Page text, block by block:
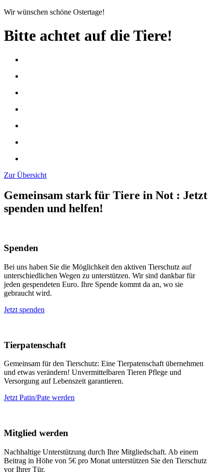
Wir wünschen schöne Ostertage!
Bitte achtet auf die Tiere!
Zur Übersicht
Gemeinsam stark für Tiere in Not : Jetzt
spenden und helfen!
Spenden
Bei uns haben Sie die Möglichkeit den aktiven Tierschutz auf
unterschiedlichen Wegen zu unterstützen. Wir sind dankbar für
jeden gespendeten Euro. Ihre Spende kommt da an, wo sie
gebraucht wird.
Jetzt spenden
Tierpatenschaft
Gemeinsam für den Tierschutz: Eine Tierpatenschaft übernehmen
und etwas verändern! Unvermittelbaren Tieren Pflege und
Versorgung auf Lebenszeit garantieren.
Jetzt Patin/Pate werden
Mitglied werden
Nachhaltige Unterstützung durch Ihre Mitgliedschaft. Ab einem
Beitrag in Höhe von 5€ pro Monat unterstützen Sie den Tierschutz
vor Ihrer Tür.